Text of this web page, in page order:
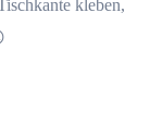
kleben,